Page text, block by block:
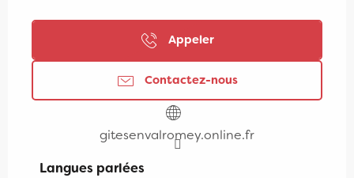
Appeler
Contactez-nous
gitesenvalromey.online.fr
Langues parlées
Langues parlées